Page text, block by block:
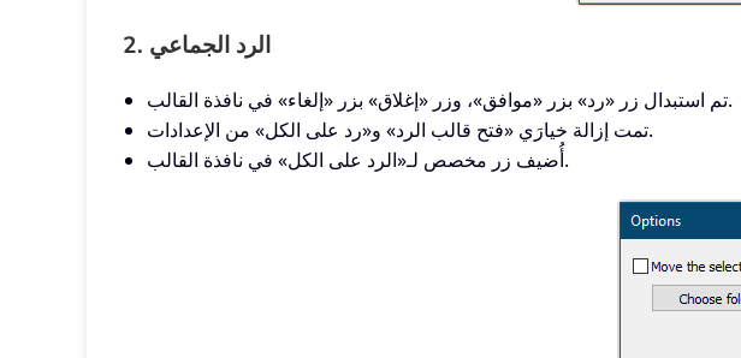
2. الرد الجماعي
تم استبدال زر «رد» بزر «موافق»، وزر «إغلاق» بزر «إلغاء» في نافذة القالب.
تمت إزالة خيارَي «فتح قالب الرد» و«رد على الكل» من الإعدادات.
أُضيف زر مخصص لـ«الرد على الكل» في نافذة القالب.